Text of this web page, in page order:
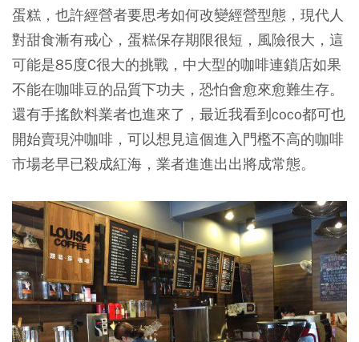
蛋糕，也許經營者要思考如何改變經營型態，現代人
對甜食漸有戒心，蛋糕保存期限很短，風險很大，這
可能是85度C很大的挑戰，中大型的咖啡連鎖店如果
不能在咖啡豆的品質下功夫，恐怕會愈來愈難生存。
還有手搖飲料業者也進來了，最近我看到coco都可也
開始賣現沖咖啡，可以想見這個進入門檻不高的咖啡
市場老早已殺成紅海，業者進進出出將成常態。